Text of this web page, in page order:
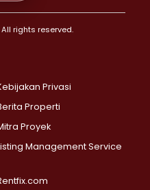
>
>
>
>
>
rights reserved.
Privasi
Properti
Proyek
Management Service